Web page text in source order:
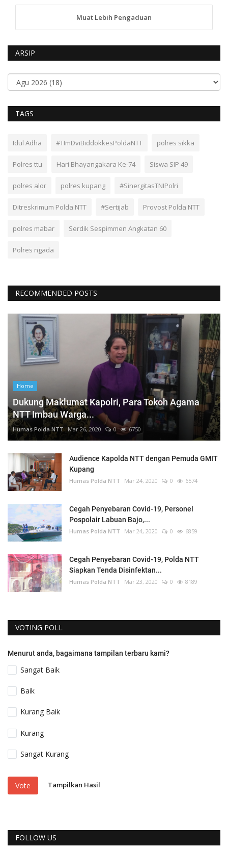
Muat Lebih Pengaduan
ARSIP
TAGS
Idul Adha #TImDviBiddokkesPoldaNTT polres sikka
Polres ttu Hari Bhayangakara Ke-74 Siswa SIP 49
polres alor polres kupang #SinergitasTNIPolri
Ditreskrimum Polda NTT #Sertijab Provost Polda NTT
polres mabar Serdik Sespimmen Angkatan 60
Polres ngada
RECOMMENDED POSTS
Home
Dukung Maklumat Kapolri, Para Tokoh Agama
NTT Imbau Warga...
Humas Polda NTT Mar 26, 2020 0 6750
Audience Kapolda NTT dengan Pemuda GMIT
Kupang
Humas Polda NTT Mar 24, 2020 0 6574
Cegah Penyebaran Covid-19, Personel
Pospolair Labuan Bajo,...
Humas Polda NTT Mar 24, 2020 0 6859
Cegah Penyebaran Covid-19, Polda NTT
Siapkan Tenda Disinfektan...
Humas Polda NTT Mar 23, 2020 0 8189
VOTING POLL
Menurut anda, bagaimana tampilan terbaru kami?
Sangat Baik
Baik
Kurang Baik
Kurang
Sangat Kurang
Vote Tampilkan Hasil
FOLLOW US